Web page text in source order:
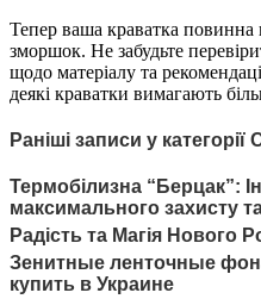
Тепер ваша краватка повинна
зморшок. Не забудьте
щодо матеріалу та
деякі краватки вимагають
Раніші записи у категорії
Термобілизна “Берцак”:
максимального захисту
Радість та Магія Нового
Зенитные ленточные
купить в Украине